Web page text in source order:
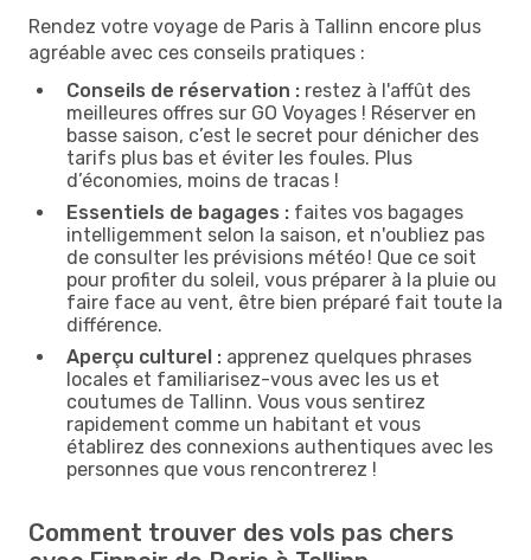
Rendez votre voyage de Paris à Tallinn encore plus
agréable avec ces conseils pratiques :
Conseils de réservation : restez à l'affût des
meilleures offres sur GO Voyages ! Réserver en
basse saison, c’est le secret pour dénicher des
tarifs plus bas et éviter les foules. Plus
d’économies, moins de tracas !
Essentiels de bagages : faites vos bagages
intelligemment selon la saison, et n'oubliez pas
de consulter les prévisions météo ! Que ce soit
pour profiter du soleil, vous préparer à la pluie ou
faire face au vent, être bien préparé fait toute la
différence.
Aperçu culturel : apprenez quelques phrases
locales et familiarisez-vous avec les us et
coutumes de Tallinn. Vous vous sentirez
rapidement comme un habitant et vous
établirez des connexions authentiques avec les
personnes que vous rencontrerez !
Comment trouver des vols pas chers